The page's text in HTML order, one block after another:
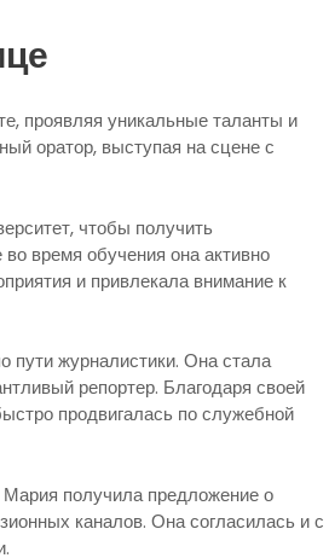
проявляя уникальные таланты и
оратор, выступая на сцене с
чтобы получить
время обучения она активно
и привлекала внимание к
журналистики. Она стала
репортер. Благодаря своей
продвигалась по служебной
получила предложение о
каналов. Она согласилась и с